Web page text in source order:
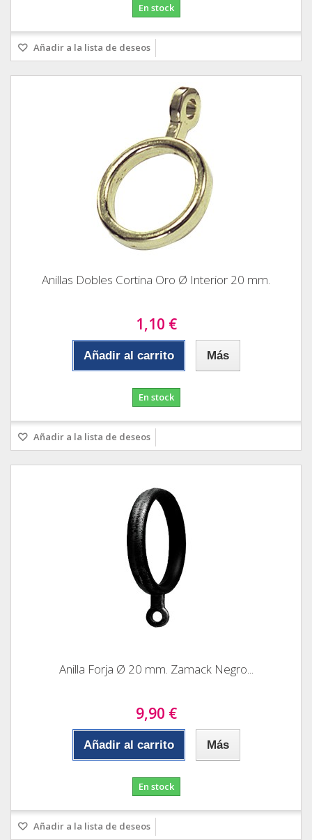
En stock
Añadir a la lista de deseos
Anillas Dobles Cortina Oro Ø Interior 20 mm.
1,10 €
Añadir al carrito Más
En stock
Añadir a la lista de deseos
Anilla Forja Ø 20 mm. Zamack Negro...
9,90 €
Añadir al carrito Más
En stock
Añadir a la lista de deseos